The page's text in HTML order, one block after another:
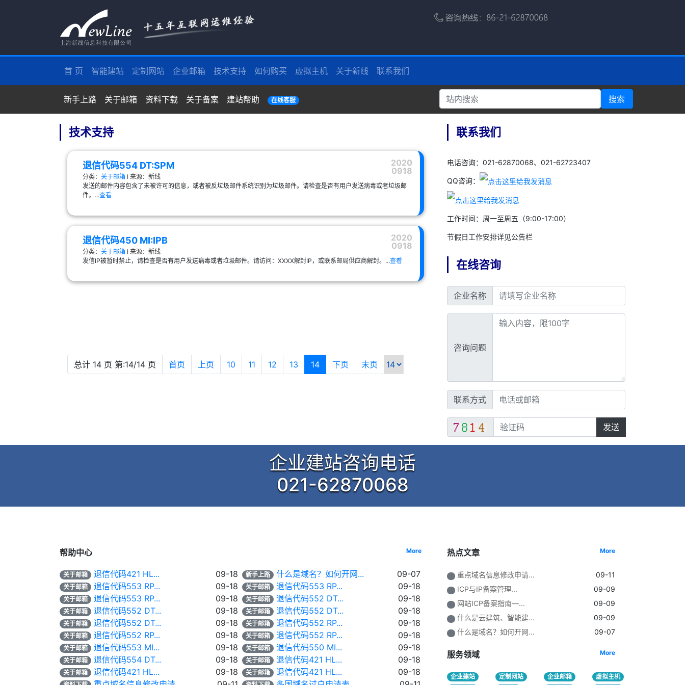
首 页 智能建站 定制网站 企业邮箱 技术支持 如何购买 虚拟主机 关于新线 联系我们
新手上路 关于邮箱 资料下载 关于备案 建站帮助 在线客服 搜索
技术支持
2020
0918
退信代码554 DT:SPM
分类： 关于邮箱 Ι 来源：新线
发送的邮件内容包含了未被许可的信息，或者被反垃圾邮件系统识别为垃圾邮件。请检查是否有用户发送病毒或者垃圾邮
件。...查看
2020
0918
退信代码450 MI:IPB
分类： 关于邮箱 Ι 来源：新线
发信IP被暂时禁止，请检查是否有用户发送病毒或者垃圾邮件。请访问：XXXX解封IP，或联系邮局供应商解封。...查看
总计 14 页 第:14/14 页 首页 上页 10 11 12 13 14 下页 末页
联系我们
电话咨询：021-62870068、021-62723407
QQ咨询：
工作时间：周一至周五（9:00-17:00）
节假日工作安排详见公告栏
在线咨询
企业名称
咨询问题
联系方式
企业建站咨询电话
021-62870068
More
帮助中心
09-18
关于邮箱 退信代码421 HL... 09-07
新手上路
什么是域名？如何开网...
09-18
关于邮箱 退信代码553 RP... 09-18
关于邮箱
退信代码553 RP...
09-18
关于邮箱 退信代码553 RP... 09-18
关于邮箱
退信代码552 DT...
09-18
关于邮箱 退信代码552 DT... 09-18
关于邮箱
退信代码552 DT...
09-18
关于邮箱 退信代码552 DT... 09-18
关于邮箱
退信代码552 RP...
09-18
关于邮箱 退信代码552 RP... 09-18
关于邮箱
退信代码552 RP...
09-18
关于邮箱 退信代码553 MI... 09-18
关于邮箱
退信代码550 MI...
09-18
关于邮箱 退信代码554 DT... 09-18
关于邮箱
退信代码421 HL...
09-18
关于邮箱 退信代码421 HL... 09-18
关于邮箱
退信代码421 HL...
More
热点文章
09-11
重点域名信息修改申请...
09-09
ICP与IP备案管理...
09-09
网站ICP备案指南—...
09-09
什么是云建筑、智能建...
09-07
什么是域名？如何开网...
More
服务领域
企业建站 定制网站 企业邮箱 虚拟主机